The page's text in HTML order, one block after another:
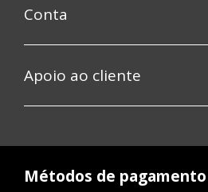
Conta
Apoio ao cliente
Métodos de pagamento